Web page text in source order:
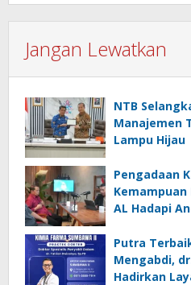
Jangan Lewatkan
NTB
Manajemen
Lampu Hijau
Pengadaan
AL Hadapi
Putra
Mengabdi,
Hadirkan